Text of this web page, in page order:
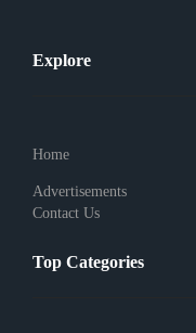
Explore
Home
Advertisements
Contact Us
Top Categories